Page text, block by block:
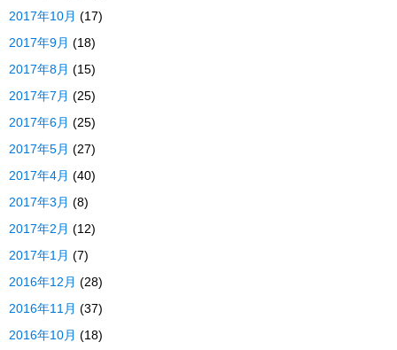
2017年10月 (17)
2017年9月 (18)
2017年8月 (15)
2017年7月 (25)
2017年6月 (25)
2017年5月 (27)
2017年4月 (40)
2017年3月 (8)
2017年2月 (12)
2017年1月 (7)
2016年12月 (28)
2016年11月 (37)
2016年10月 (18)